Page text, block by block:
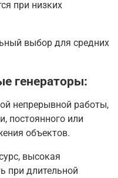
при низких
выбор для средних
генераторы:
непрерывной работы,
постоянного или
объектов.
высокая
при длительной